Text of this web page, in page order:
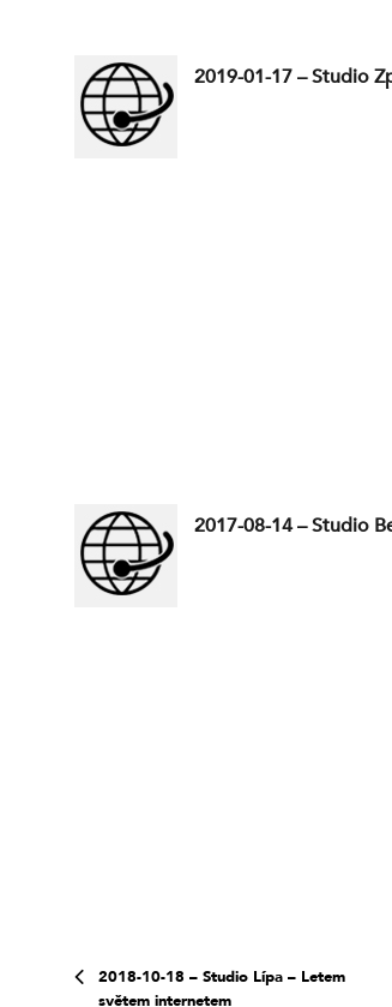
2019-01-17 – Studio
2017-08-14 – Studio
2018-10-18 – Studio Lípa – Letem
světem internetem